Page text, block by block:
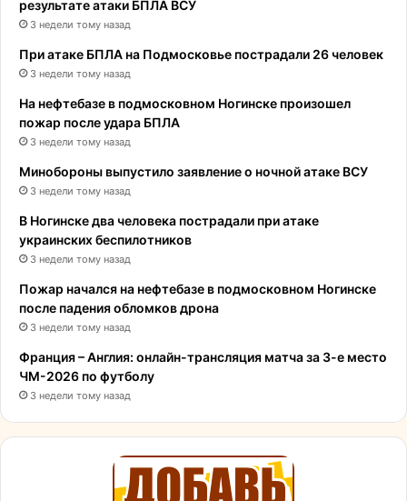
результате атаки БПЛА ВСУ
3 недели тому назад
При атаке БПЛА на Подмосковье пострадали 26 человек
3 недели тому назад
На нефтебазе в подмосковном Ногинске произошел
пожар после удара БПЛА
3 недели тому назад
Минобороны выпустило заявление о ночной атаке ВСУ
3 недели тому назад
В Ногинске два человека пострадали при атаке
украинских беспилотников
3 недели тому назад
Пожар начался на нефтебазе в подмосковном Ногинске
после падения обломков дрона
3 недели тому назад
Франция – Англия: онлайн-трансляция матча за 3-е место
ЧМ-2026 по футболу
3 недели тому назад